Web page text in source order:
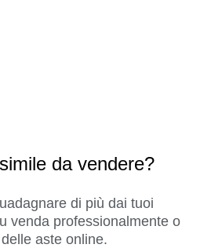
da vendere?
di più dai tuoi
venda professionalmente o
aste online.